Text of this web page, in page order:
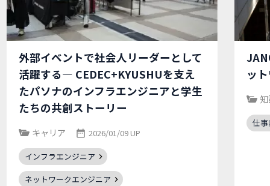
外部イベントで社会人リーダーとして
活躍する― CEDEC+KYUSHUを支え
たパソナのインフラエンジニアと学生
たちの共創ストーリー
キャリア 2026/01/09 UP
インフラエンジニア
ネットワークエンジニア
ッ
仕